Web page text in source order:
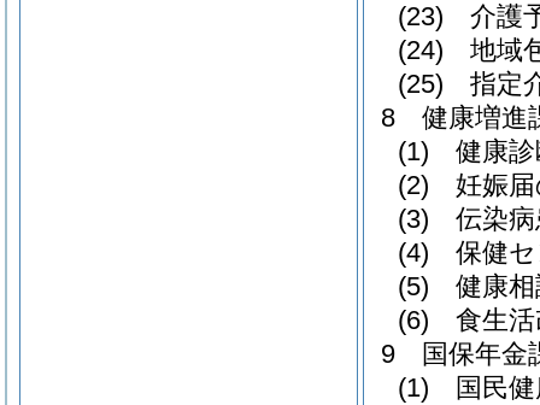
(23) 介護
(24) 地域
(25) 指定
8 健康増進
(1) 健康診
(2) 妊娠届
(3) 伝染病
(4) 保健セ
(5) 健康相
(6) 食生活
9 国保年金
(1) 国民健